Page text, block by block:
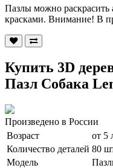
Пазлы можно
красками. Внимание! В
Купить 3D
Пазл Собака
Произведено в России
Возраст
от 5
Количество деталей 80
Модель